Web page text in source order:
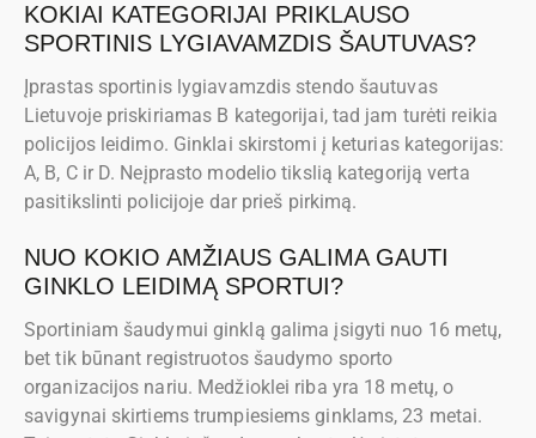
KOKIAI KATEGORIJAI PRIKLAUSO
SPORTINIS LYGIAVAMZDIS ŠAUTUVAS?
Įprastas sportinis lygiavamzdis stendo šautuvas
Lietuvoje priskiriamas B kategorijai, tad jam turėti reikia
policijos leidimo. Ginklai skirstomi į keturias kategorijas:
A, B, C ir D. Neįprasto modelio tikslią kategoriją verta
pasitikslinti policijoje dar prieš pirkimą.
NUO KOKIO AMŽIAUS GALIMA GAUTI
GINKLO LEIDIMĄ SPORTUI?
Sportiniam šaudymui ginklą galima įsigyti nuo 16 metų,
bet tik būnant registruotos šaudymo sporto
organizacijos nariu. Medžioklei riba yra 18 metų, o
savigynai skirtiems trumpiesiems ginklams, 23 metai.